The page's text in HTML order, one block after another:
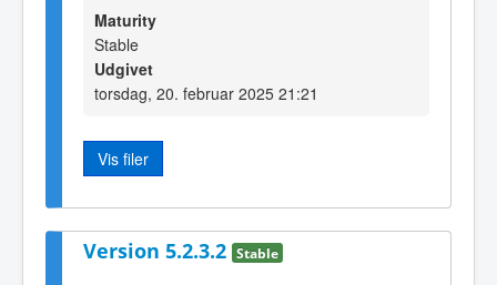
Maturity
Stable
Udgivet
torsdag, 20. februar 2025 21:21
Vis filer
Version 5.2.3.2 Stable